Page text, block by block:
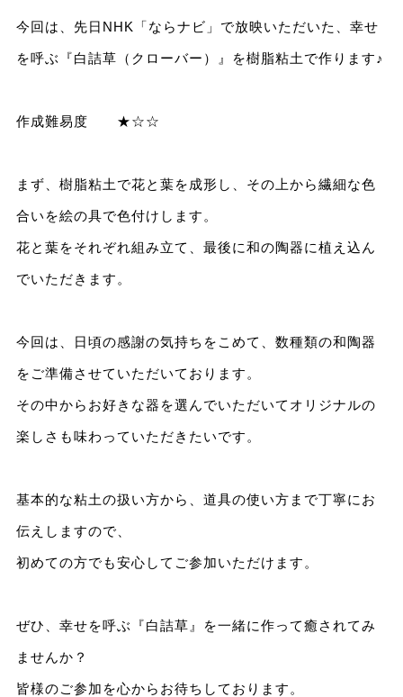
今回は、先日NHK「ならナビ」で放映いただいた、幸せ
を呼ぶ『白詰草（クローバー）』を樹脂粘土で作ります♪
作成難易度 ★☆☆
まず、樹脂粘土で花と葉を成形し、その上から繊細な色
合いを絵の具で色付けします。
花と葉をそれぞれ組み立て、最後に和の陶器に植え込ん
でいただきます。
今回は、日頃の感謝の気持ちをこめて、数種類の和陶器
をご準備させていただいております。
その中からお好きな器を選んでいただいてオリジナルの
楽しさも味わっていただきたいです。
基本的な粘土の扱い方から、道具の使い方まで丁寧にお
伝えしますので、
初めての方でも安心してご参加いただけます。
ぜひ、幸せを呼ぶ『白詰草』を一緒に作って癒されてみ
ませんか？
皆様のご参加を心からお待ちしております。